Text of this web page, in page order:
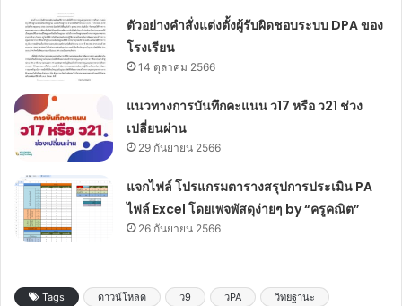
ตัวอย่างคำสั่งแต่งตั้งผู้รับผิดชอบระบบ DPA ของ
โรงเรียน
14 ตุลาคม 2566
แนวทางการบันทึกคะแนน ว17 หรือ ว21 ช่วง
เปลี่ยนผ่าน
29 กันยายน 2566
แจกไฟล์ โปรแกรมตารางสรุปการประเมิน PA
ไฟล์ Excel โดยเพจพัสดุง่ายๆ by “ครูคณิต”
26 กันยายน 2566
Tags ดาวน์โหลด ว9 วPA วิทยฐานะ